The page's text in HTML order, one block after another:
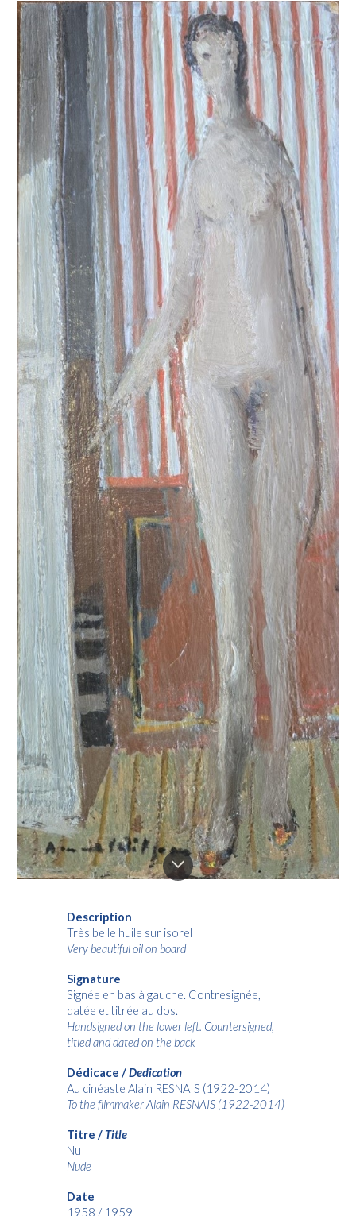
Description
Très belle huile sur isorel
Very beautiful oil on board
Signature
Signée en bas à gauche. Contresignée,
datée et titrée au dos.
Handsigned on the lower left. Countersigned,
titled and dated on the back
Dédicace /Dedication
Au cinéaste Alain RESNAIS (1922-2014)
To the filmmaker Alain RESNAIS (1922-2014)
Titre / Title
Nu
Nude
Date
1958 / 1959